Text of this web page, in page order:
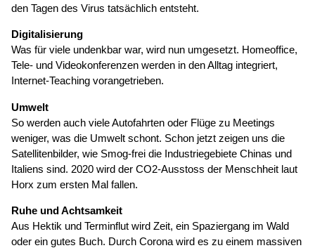
den Tagen des Virus tatsächlich entsteht.
Digitalisierung
Was für viele undenkbar war, wird nun umgesetzt. Homeoffice,
Tele- und Videokonferenzen werden in den Alltag integriert,
Internet-Teaching vorangetrieben.
Umwelt
So werden auch viele Autofahrten oder Flüge zu Meetings
weniger, was die Umwelt schont. Schon jetzt zeigen uns die
Satellitenbilder, wie Smog-frei die Industriegebiete Chinas und
Italiens sind. 2020 wird der CO2-Ausstoss der Menschheit laut
Horx zum ersten Mal fallen.
Ruhe und Achtsamkeit
Aus Hektik und Terminflut wird Zeit, ein Spaziergang im Wald
oder ein gutes Buch. Durch Corona wird es zu einem massiven